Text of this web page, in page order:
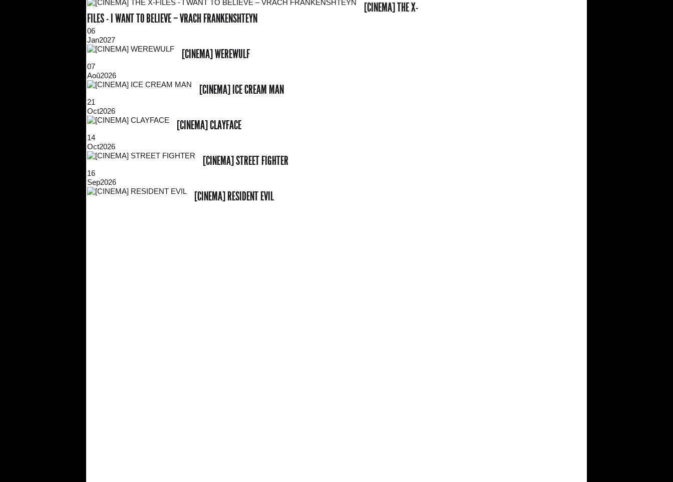
[CINEMA] THE X-
FILES - I WANT TO BELIEVE – VRACH FRANKENSHTEYN
06
Jan2027
[CINEMA] WEREWULF
07
Aoû2026
[CINEMA] ICE CREAM MAN
21
Oct2026
[CINEMA] CLAYFACE
14
Oct2026
[CINEMA] STREET FIGHTER
16
Sep2026
[CINEMA] RESIDENT EVIL